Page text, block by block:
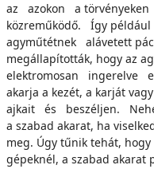
az azokon a
közreműködő. Így
agyműtétnek alávetett
megállapították, hogy az
elektromosan ingerelve
akarja a kezét, a karját
ajkait és beszéljen.
a szabad akarat, ha
meg. Úgy tűnik tehát,
gépeknél, a szabad akarat